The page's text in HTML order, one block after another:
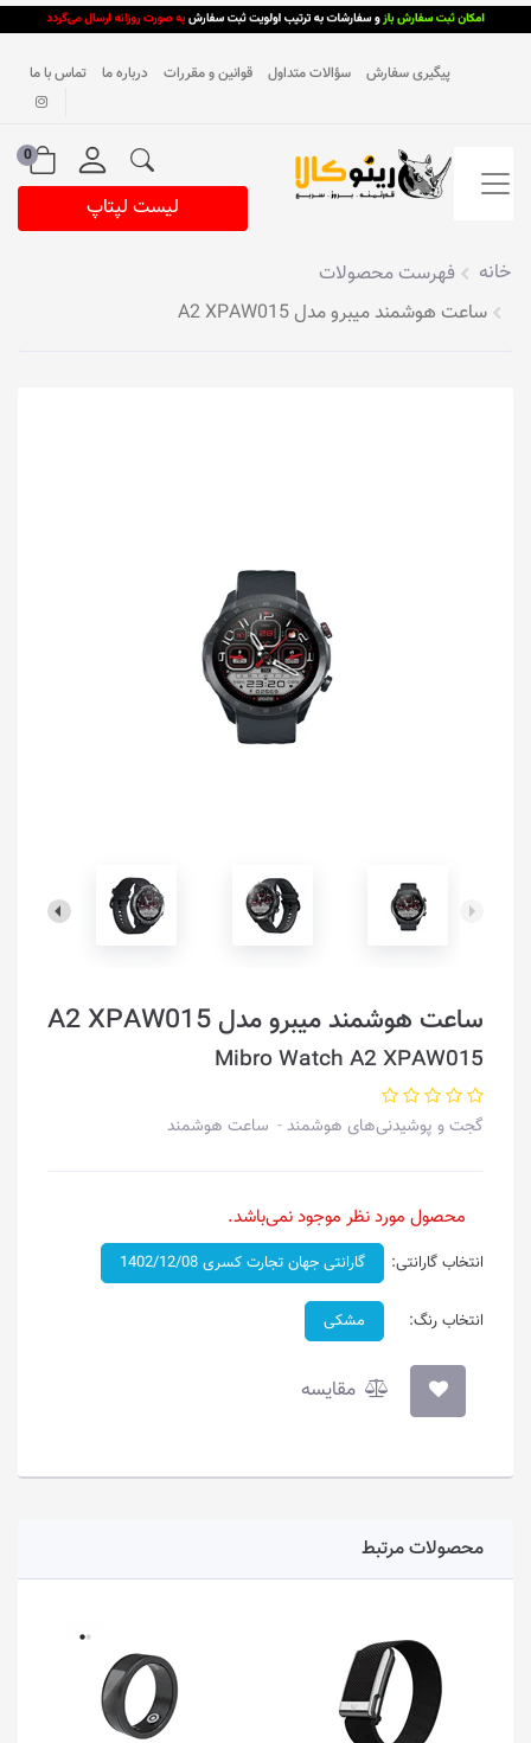
پیگیری سفارش سؤالات متداول قوانین و مقررات درباره ما تماس با ما
0
لیست لپتاپ
خانه
فهرست محصولات
ساعت هوشمند میبرو مدل A2 XPAW015
ساعت هوشمند میبرو مدل A2 XPAW015
Mibro Watch A2 XPAW015
گجت و پوشیدنی‌های هوشمند ساعت هوشمند
محصول مورد نظر موجود نمی‌باشد.
انتخاب گارانتی: گارانتی جهان تجارت کسری 1402/12/08
انتخاب رنگ: مشکی
مقایسه
محصولات مرتبط